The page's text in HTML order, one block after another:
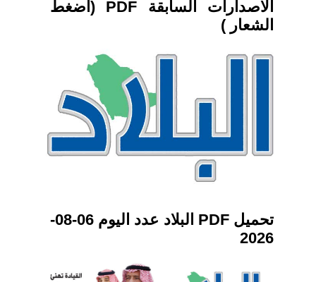
الاصدارات السابقة PDF (اضغط
الشعار )
تحميل PDF البلاد عدد اليوم 06-08-
2026